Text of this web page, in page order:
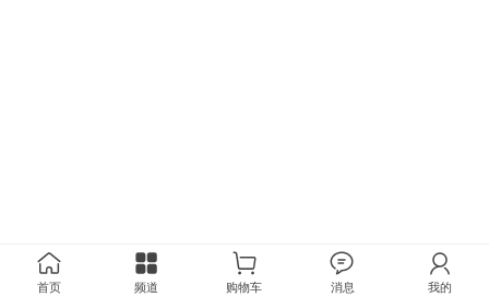
首页 频道 购物车 消息 我的